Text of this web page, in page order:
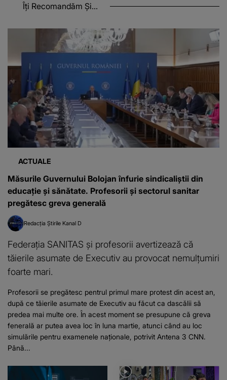
Îți Recomandăm Și...
ACTUALE
Măsurile Guvernului Bolojan înfurie sindicaliștii din
educație și sănătate. Profesorii și sectorul sanitar
pregătesc greva generală
Redacția Știrile Kanal D
Federația SANITAS și profesorii avertizează că
tăierile asumate de Executiv au provocat nemulțumiri
foarte mari.
Profesorii se pregătesc pentrul primul mare protest din acest an,
după ce tăierile asumate de Executiv au făcut ca dascălii să
predea mai multe ore. În acest moment se presupune că greva
fenerală ar putea avea loc în luna martie, atunci când au loc
simulările pentru examenele naționale, potrivit Antena 3 CNN.
Până...